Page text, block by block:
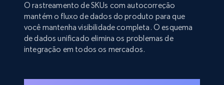
O rastreamento de SKUs com autocorreção
mantém o fluxo de dados do produto para que
você mantenha visibilidade completa. O esquema
de dados unificado elimina os problemas de
integração em todos os mercados.